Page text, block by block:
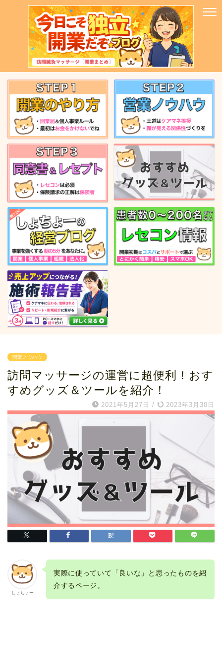
開業ノウハウ
訪問マッサージの運営に超便利！おす
すめグッズ＆ツールを紹介！
2021年5月27日 / 2023年3月30日
しょちょー
実際に使っていて「良いな」と思ったものを紹
介するページ。